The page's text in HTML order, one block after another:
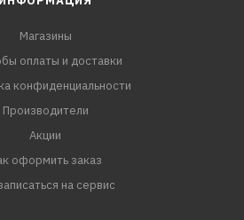
Магазины
оплаты и доставки
конфиденциальности
Производители
Акции
оформить заказ
на сервис